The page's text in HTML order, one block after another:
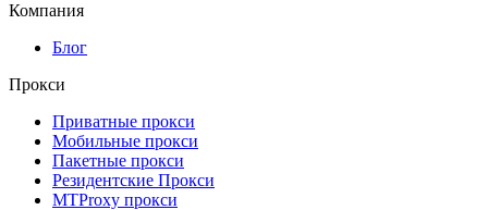
Компания
Блог
Прокси
Приватные прокси
Мобильные прокси
Пакетные прокси
Резидентские Прокси
MTProxy прокси